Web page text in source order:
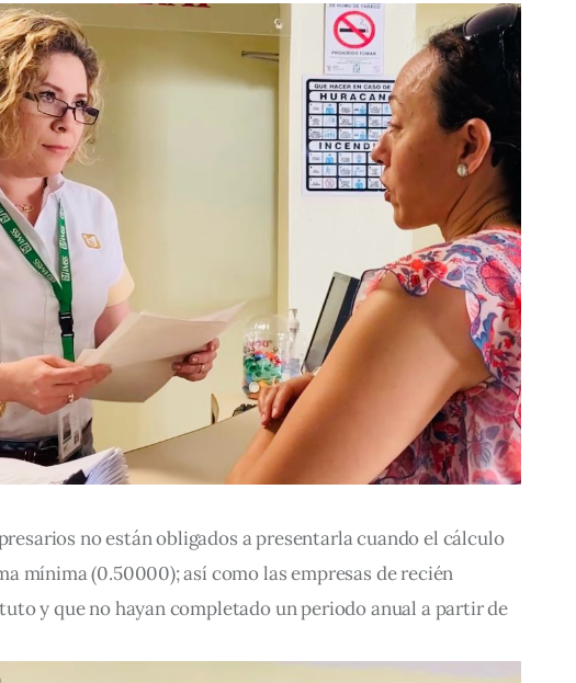
no están obligados a presentarla cuando el cálculo
mínima (0.50000); así como las empresas de recién
y que no hayan completado un periodo anual a partir de